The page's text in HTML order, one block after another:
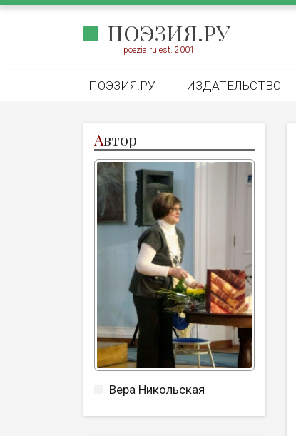
ПОЭЗИЯ.РУ
poezia.ru est. 2001
ПОЭЗИЯ.РУ ИЗДАТЕЛЬСТВО
Автор
Вера Никольская